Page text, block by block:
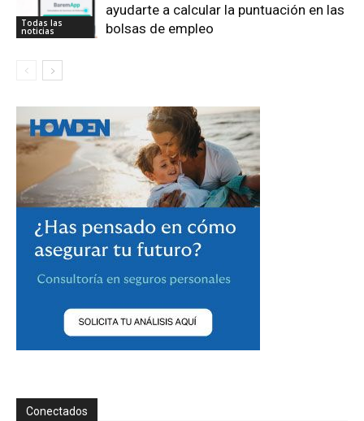
Todas las
noticias
ayudarte a calcular la puntuación en las
bolsas de empleo
Conectados